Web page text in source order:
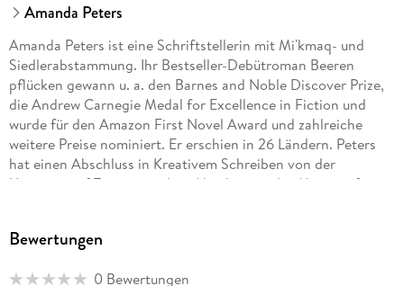
Amanda Peters
Amanda Peters ist eine Schriftstellerin mit Mi'kmaq- und
Siedlerabstammung. Ihr Bestseller-Debütroman Beeren
pflücken gewann u. a. den Barnes and Noble Discover Prize,
die Andrew Carnegie Medal for Excellence in Fiction und
wurde für den Amazon First Novel Award und zahlreiche
weitere Preise nominiert. Er erschien in 26 Ländern. Peters
hat einen Abschluss in Kreativem Schreiben von der
University of Toronto und ist Absolventin des Master-of-
Scotia.
Bewertungen
0 Bewertungen